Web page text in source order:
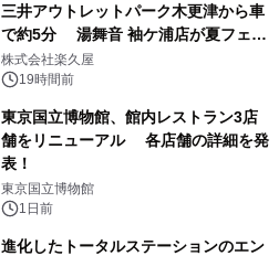
三井アウトレットパーク木更津から車
で約5分 湯舞音 袖ケ浦店が夏フェア
メニューを提供
株式会社楽久屋
19時間前
東京国立博物館、館内レストラン3店
舗をリニューアル 各店舗の詳細を発
表！
東京国立博物館
1日前
進化したトータルステーションのエン